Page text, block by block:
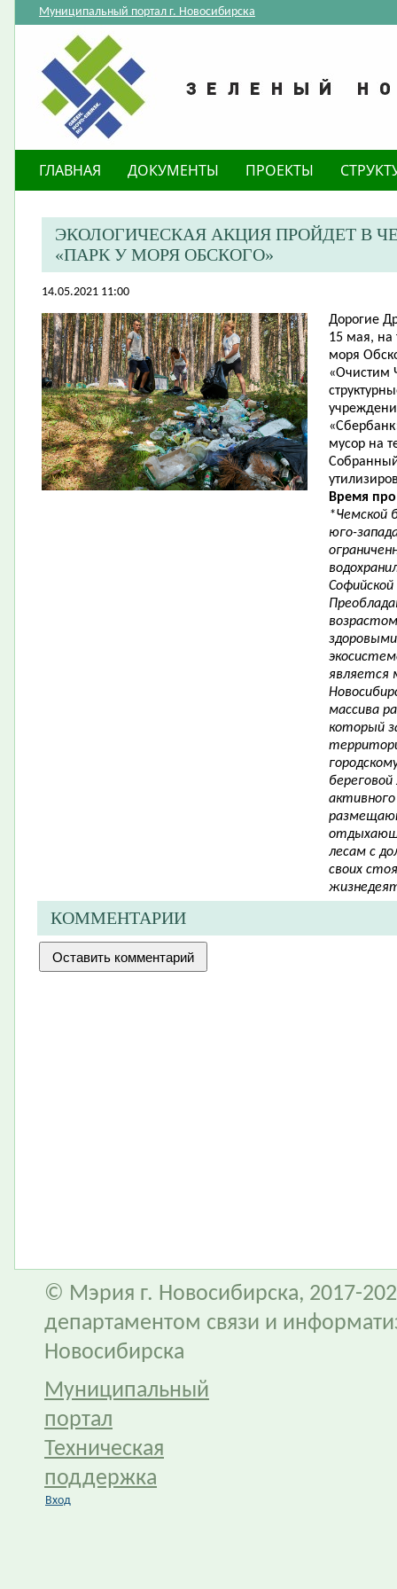
Муниципальный портал г. Новосибирска
ГЛАВНАЯ ДОКУМЕНТЫ ПРОЕКТЫ
ЭКОЛОГИЧЕСКАЯ АКЦИЯ ПРОЙДЕТ В
«ПАРК У МОРЯ ОБСКОГО»
14.05.2021 11:00
Дорогие
15 мая, на
моря
«Очистим
мусор на
Время
*Чемской
юго-
является
массива
который
лесам с
своих
КОММЕНТАРИИ
© Мэрия г. Новосибирска, 2017-
департаментом связи и
Новосибирска
Муниципальный
портал
Техническая
поддержка
Вход